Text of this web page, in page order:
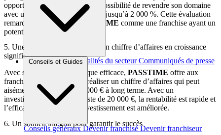
Brèves et actus Actualités du secteur Communiqués de presse
Conseils et Guides
Conseils généraux Devenir franchisé Devenir franchiseur
opportunité exceptionnelle : la possibilité de revendre son domaine
avec un bénéfice potentiel allant jusqu’à 2 000 %. Cette évaluation
remarquable positionne PASSTIME comme une franchise ayant un
potentiel patrimonial élevé.
5. Une rentabilité démontrée et un chiffre d’affaires en croissance
significative
Avec son modèle économique efficace, PASSTIME offre aux
franchisés la possibilité de réaliser un chiffre d’affaires qui peut
aisément dépasser les 300 000 € à long terme. Avec un
investissement initial modeste de 20 000 €, la rentabilité est rapide et
l’efficacité du retour sur investissement est améliorée.
6. Un soutien intégral pour garantir le succès